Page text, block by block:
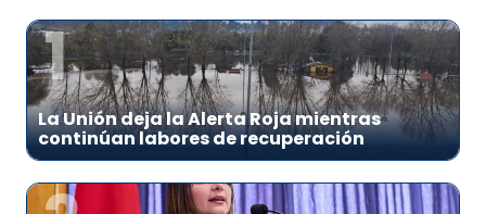
1
La Unión deja la Alerta Roja mientras
continúan labores de recuperación